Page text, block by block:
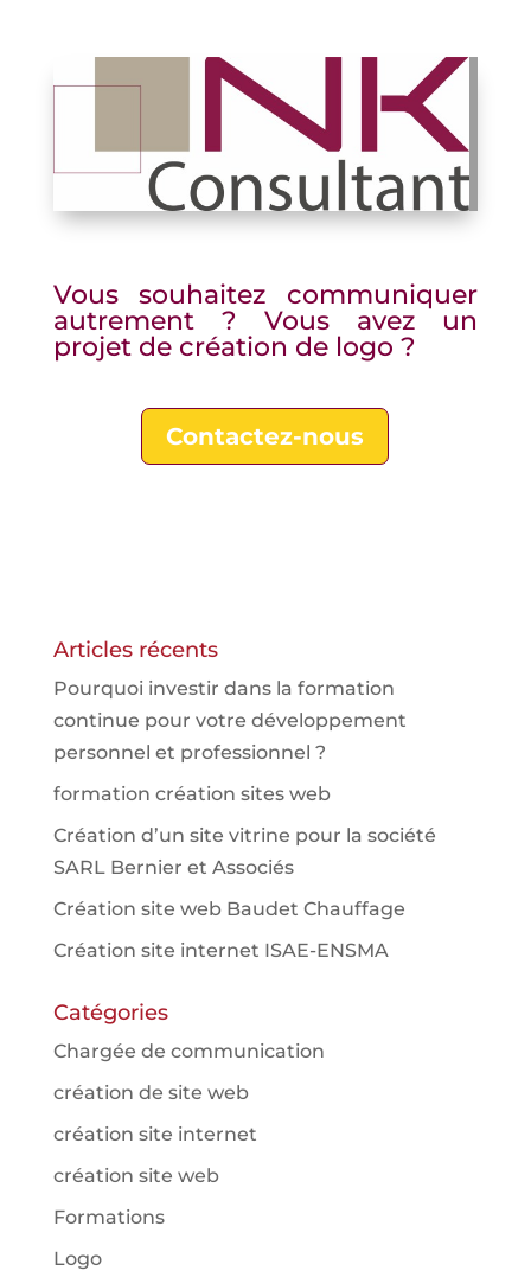
Vous souhaitez communiquer
autrement ? Vous avez un
projet de création de logo ?
Contactez-nous
Articles récents
Pourquoi investir dans la formation
continue pour votre développement
personnel et professionnel ?
formation création sites web
Création d’un site vitrine pour la société
SARL Bernier et Associés
Création site web Baudet Chauffage
Création site internet ISAE-ENSMA
Catégories
Chargée de communication
création de site web
création site internet
création site web
Formations
Logo